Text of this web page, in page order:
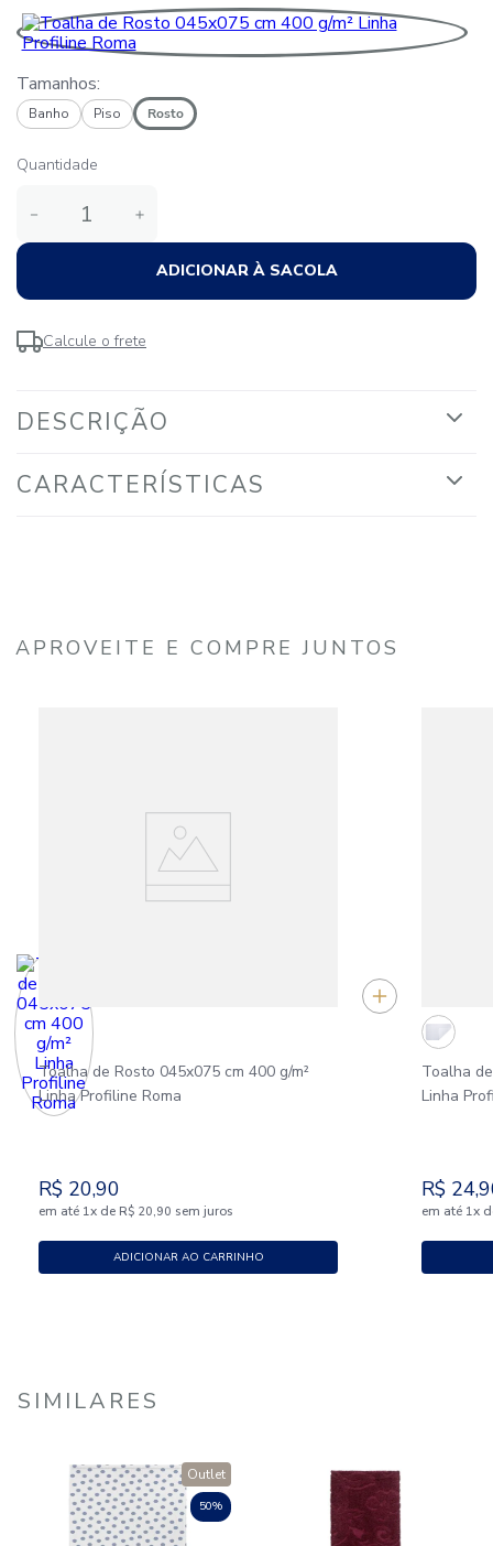
Tamanhos:
Banho Piso Rosto
Quantidade
＋
－
ADICIONAR À SACOLA
Calcule o frete
DESCRIÇÃO
CARACTERÍSTICAS
APROVEITE E COMPRE JUNTOS
Toalha de Rosto 045x075 cm 400 g/m²
Linha Profiline Roma
R$ 20,90
em até 1x de R$ 20,90 sem juros
ADICIONAR AO CARRINHO
Toalha
Linha
R$ 24,
em até 1x
SIMILARES
50%
Outlet